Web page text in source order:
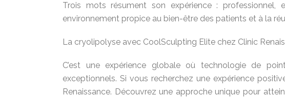
Trois mots résument son expérience : professionnel,
environnement propice au bien-être des patients et à la
La cryolipolyse avec CoolSculpting Elite chez Clinic
C’est une expérience globale où technologie de
exceptionnels. Si vous recherchez une expérience
Renaissance. Découvrez une approche unique pour